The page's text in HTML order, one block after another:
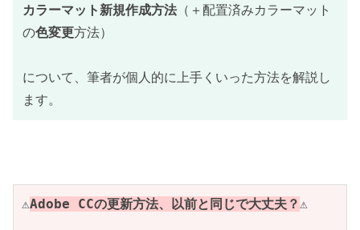
カラーマット新規作成方法 （＋配置済みカラーマット
の色変更方法）
について、筆者が個人的に上手くいった方法を解説し
ます。
⚠️Adobe CCの更新方法、以前と同じで大丈夫？⚠️